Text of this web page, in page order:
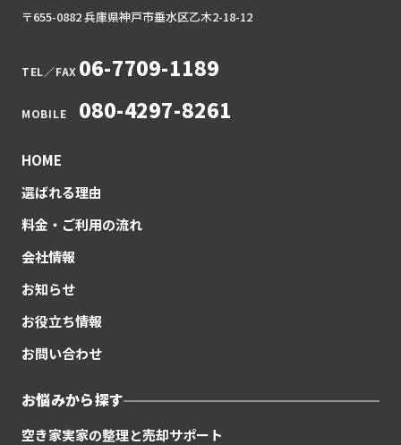
〒655-0882 兵庫県神戸市垂水区乙木2-18-12
TEL／FAX 06-7709-1189
MOBILE 080-4297-8261
HOME
選ばれる理由
料金・ご利用の流れ
会社情報
お知らせ
お役立ち情報
お問い合わせ
お悩みから探す
空き家実家の整理と売却サポート